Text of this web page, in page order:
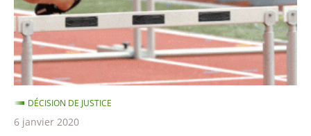
recours
de
l’athlète
Ophélie
Claude-
Boxberger
contre
DÉCISION DE JUSTICE
6 janvier 2020